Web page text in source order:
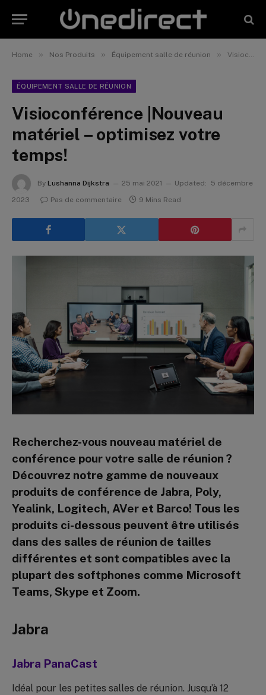
Home » Nos Produits » Équipement salle de réunion » Visioconférence |Nouveau matériel – optimisez votre temps!
ÉQUIPEMENT SALLE DE RÉUNION
Visioconférence |Nouveau
matériel – optimisez votre
temps!
By Lushanna Dijkstra 25 mai 2021 Updated:
5 décembre
2023
Pas de commentaire 9 Mins Read
Recherchez-vous nouveau matériel de
conférence pour votre salle de réunion ?
Découvrez notre gamme de nouveaux
produits de conférence de Jabra, Poly,
Yealink, Logitech, AVer et Barco! Tous les
produits ci-dessous peuvent être utilisés
dans des salles de réunion de tailles
différentes et sont compatibles avec la
plupart des softphones comme Microsoft
Teams, Skype et Zoom.
Jabra
Jabra PanaCast
Idéal pour les petites salles de réunion. Jusqu’à 12